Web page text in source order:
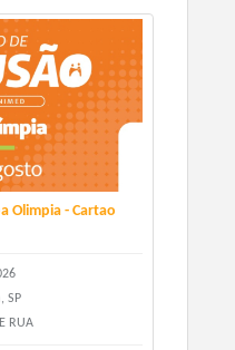
Olimpia - Cartao
SP
RUA